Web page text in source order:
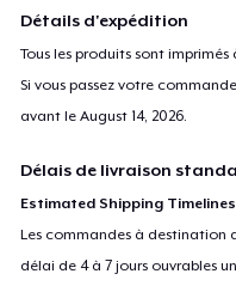
Détails d'expédition
Tous les produits sont
Si vous passez votre
avant leAugust 14, 2026.
Délais de livraison
Estimated Shipping
Les commandes à destination
délai de 4 à 7 jours ouvrables